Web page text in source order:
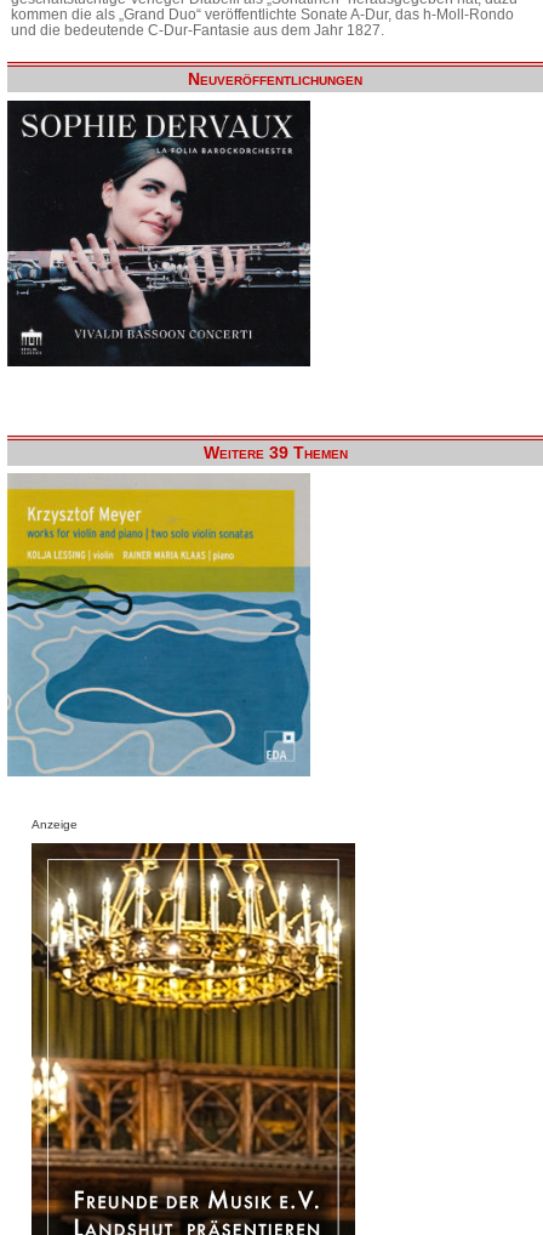
kommen die als „Grand Duo“ veröffentlichte Sonate A-Dur, das h-Moll-Rondo
und die bedeutende C-Dur-Fantasie aus dem Jahr 1827.
Neuveröffentlichungen
Weitere 39 Themen
Anzeige